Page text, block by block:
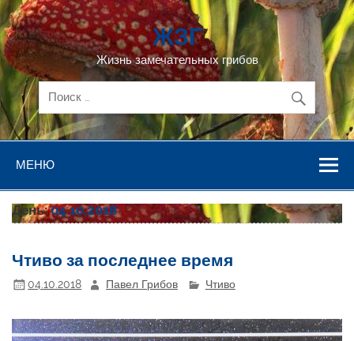
Перейти
к
содержимому
ЖЗГ
Жизнь замечательных грибов
МЕНЮ
День:04.10.2018
Чтиво за последнее время
04.10.2018 Павел Грибов Чтиво